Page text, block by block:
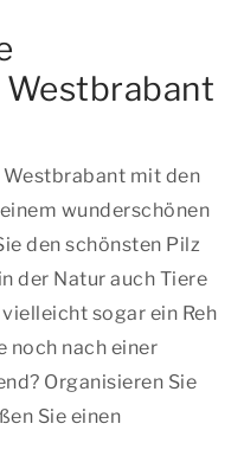
mit den
wunderschönen
den schönsten Pilz
der Natur auch Tiere
sogar ein Reh
noch nach einer
Organisieren Sie
Sie einen